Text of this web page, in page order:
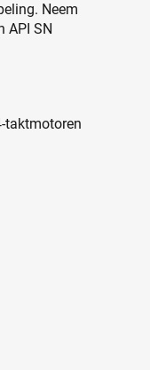
Neem
API SN
taktmotoren